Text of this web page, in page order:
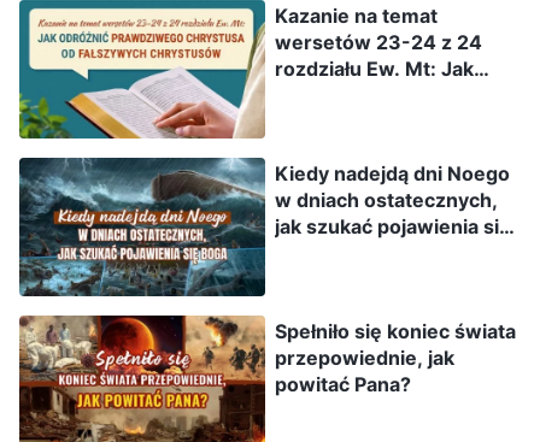
grzeszenia i uzyskiwania przebaczenia.
Większość ludzi grzeszy w ciągu dnia i wyznaje
te grzechy wieczorem. W związku z tym, mimo
człowieka, nie będzie w stanie uchronić go od
grzechu. Dokonała się tylko połowa dzieła
zbawienia, gdyż usposobienie człowieka
pozostaje zepsute. (…) Niełatwo człowiekowi
uświadomić sobie własne grzechy; człowiek w
żaden sposób nie jest w stanie rozpoznać
swojej głęboko zakorzenionej natury i by to się
Kazanie na temat
wersetów 23-24 z 24
rozdziału Ew. Mt: Jak
Kiedy nadejdą dni Noego
w dniach ostatecznych,
jak szukać pojawienia się
Spełniło się koniec świata
przepowiednie, jak
powitać Pana?